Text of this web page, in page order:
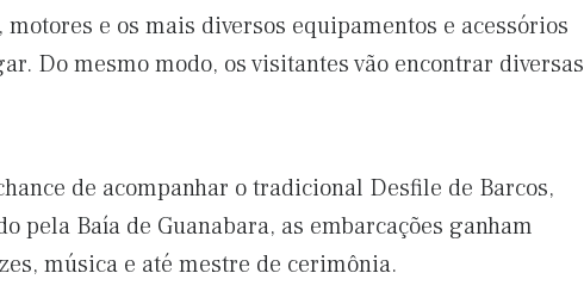
e os mais diversos equipamentos e acessórios
Do mesmo modo, os visitantes vão encontrar diversas
de acompanhar o tradicional Desfile de Barcos,
pela Baía de Guanabara, as embarcações ganham
música e até mestre de cerimônia.